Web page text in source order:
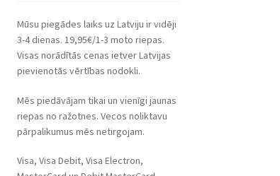
Mūsu piegādes laiks uz Latviju ir vidēji
3-4 dienas. 19,95€/1-3 moto riepas.
Visas norādītās cenas ietver Latvijas
pievienotās vērtības nodokli.
Mēs piedāvājam tikai un vienīgi jaunas
riepas no ražotnes. Vecos noliktavu
pārpalikumus mēs netirgojam.
Visa, Visa Debit, Visa Electron,